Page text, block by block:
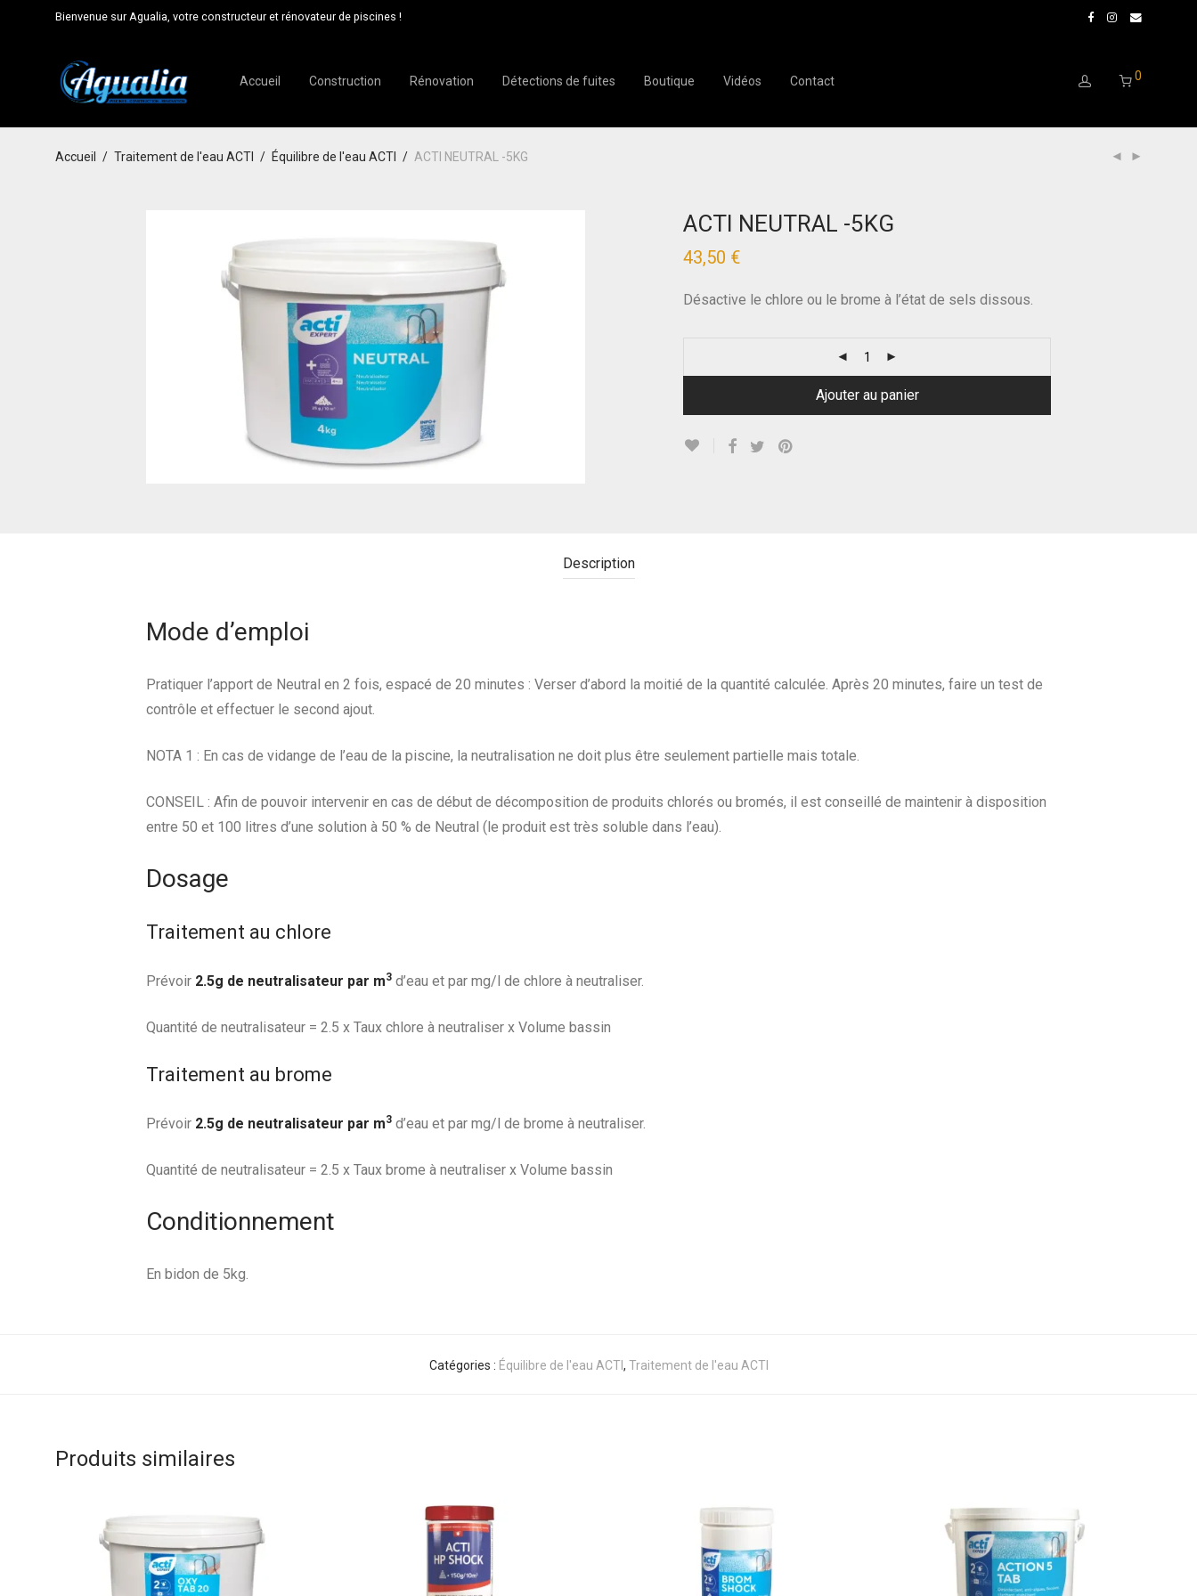
Bienvenue sur Agualia, votre constructeur et rénovateur de piscines !
Accueil Construction Rénovation Détections de fuites Boutique Vidéos Contact 0
Accueil / Traitement de l'eau ACTI / Équilibre de l'eau ACTI / ACTI NEUTRAL -5KG
ACTI NEUTRAL -5KG
43,50 €
Désactive le chlore ou le brome à l’état de sels dissous.
Ajouter au panier
Description
Mode d’emploi
Pratiquer l’apport de Neutral en 2 fois, espacé de 20 minutes : Verser d’abord la moitié de la quantité calculée. Après 20 minutes, faire un test de
contrôle et effectuer le second ajout.
NOTA 1 : En cas de vidange de l’eau de la piscine, la neutralisation ne doit plus être seulement partielle mais totale.
CONSEIL : Afin de pouvoir intervenir en cas de début de décomposition de produits chlorés ou bromés, il est conseillé de maintenir à disposition
entre 50 et 100 litres d’une solution à 50 % de Neutral (le produit est très soluble dans l’eau).
Dosage
Traitement au chlore
Prévoir 2.5g de neutralisateur par m3 d’eau et par mg/l de chlore à neutraliser.
Quantité de neutralisateur = 2.5 x Taux chlore à neutraliser x Volume bassin
Traitement au brome
Prévoir 2.5g de neutralisateur par m3 d’eau et par mg/l de brome à neutraliser.
Quantité de neutralisateur = 2.5 x Taux brome à neutraliser x Volume bassin
Conditionnement
En bidon de 5kg.
Catégories : Équilibre de l'eau ACTI , Traitement de l'eau ACTI
Produits similaires